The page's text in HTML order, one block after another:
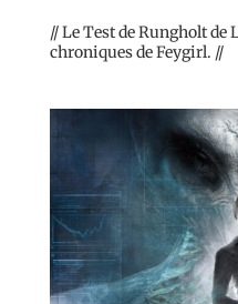
// Le Test de Rungholt de
chroniques de Feygirl. //